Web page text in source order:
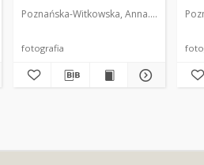
parady 1 Maja]
Poznańska-Witkowska, Anna. Fot.
fotografia